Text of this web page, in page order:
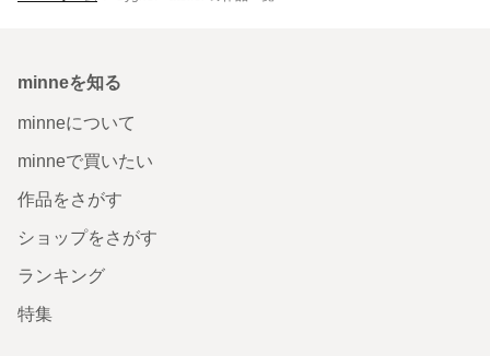
minneを知る
minneについて
minneで買いたい
作品をさがす
ショップをさがす
ランキング
特集